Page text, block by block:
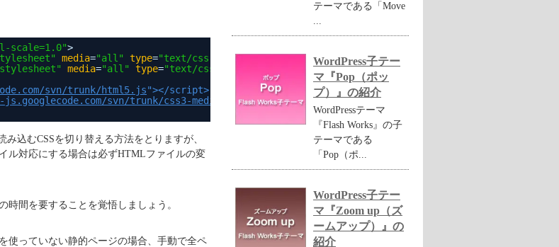
>
media="all" type="text/css"
media="all" type="text/css"
svn/trunk/html5.js"></script>
svn/trunk/css3-mediaqueries.js"></script>
込むCSSを切り替える方法をとりますが、
ル対応にする場合は必ずHTMLファイルの変
間を要することを覚悟しましょう。
使っていない静的ページの場合、手動で全ペ
テーマである「Move
...
WordPress子テー
マ『Pop（ポッ
プ）』の紹介
WordPressテーマ
『Flash Works』の子
テーマである
「Pop（ポ...
WordPress子テー
マ『Zoom up（ズ
ームアップ）』の
紹介